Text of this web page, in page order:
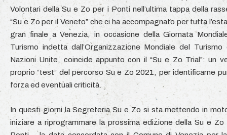
Volontari della Su e Zo per i Ponti nell’ultima tappa della
“Su e Zo per il Veneto” che ci ha accompagnato per tutta
gran finale a Venezia, in occasione della Giornata
Turismo indetta dall’Organizzazione Mondiale del Turismo
Nazioni Unite, coincide appunto con il “Su e Zo Trial”: un
proprio “test” del percorso Su e Zo 2021, per identificarne
forza ed eventuali criticità.
In questi giorni la Segreteria Su e Zo si sta mettendo in
iniziare a riprogrammare la prossima edizione della Su e Zo